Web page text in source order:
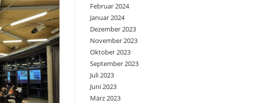
Februar 2024
Januar 2024
Dezember 2023
November 2023
Oktober 2023
September 2023
Juli 2023
Juni 2023
März 2023